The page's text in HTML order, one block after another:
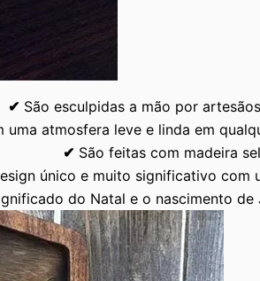
✔ São esculpidas a mão por
uma atmosfera leve e linda em
✔ São feitas com madeira
único e muito significativo com
do Natal e o nascimento